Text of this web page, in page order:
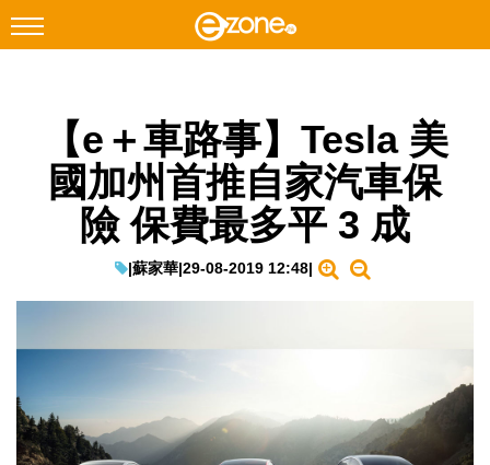
Facebook Instagram
科技焦點
教學評測
EduTech
生成式AI與雲端應用
【e＋車路事】Tesla 美
國加州首推自家汽車保
險 保費最多平 3 成
|蘇家華|29-08-2019 12:48|